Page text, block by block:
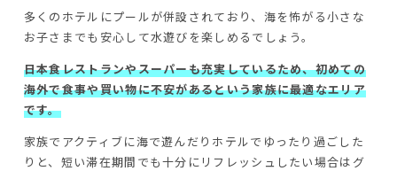
多くのホテルにプールが併設されており、海を怖がる小さな
お子さまでも安心して水遊びを楽しめるでしょう。
日本食レストランやスーパーも充実しているため、初めての
海外で食事や買い物に不安があるという家族に最適なエリア
です。
家族でアクティブに海で遊んだりホテルでゆったり過ごした
りと、短い滞在期間でも十分にリフレッシュしたい場合はグ